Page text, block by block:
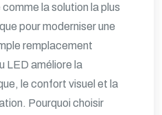
comme la solution la plus
pour moderniser une
remplacement
LED améliore la
le confort visuel et la
Pourquoi choisir